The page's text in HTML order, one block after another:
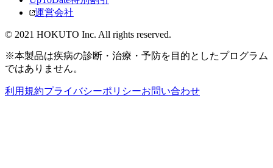
運営会社
© 2021 HOKUTO Inc. All rights reserved.
※本製品は疾病の診断・治療・予防を目的としたプログラム
ではありません。
利用規約プライバシーポリシーお問い合わせ